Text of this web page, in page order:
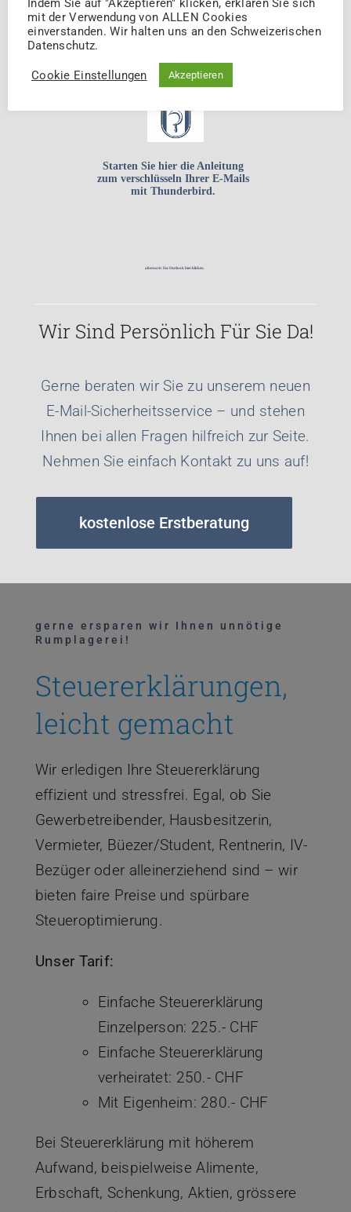
Wie Sie Diesen Service
Einrichten? Ganz Einfach:
Starten Sie hier die Anleitung
zum verschlüsseln Ihrer E-Mails
mit Thunderbird.
alternativ für Outlook hier klicken
Wir Sind Persönlich Für Sie Da!
Gerne beraten wir Sie zu unserem neuen
E-Mail-Sicherheitsservice – und stehen
Ihnen bei allen Fragen hilfreich zur Seite.
Nehmen Sie einfach Kontakt zu uns auf!
kostenlose Erstberatung
gerne ersparen wir Ihnen unnötige
Rumplagerei!
Steuererklärungen,
leicht gemacht
Wir erledigen Ihre Steuererklärung
effizient und stressfrei. Egal, ob Sie
Gewerbetreibender, Hausbesitzerin,
Vermieter, Büezer/Student, Rentnerin, IV-
Bezüger oder alleinerziehend sind – wir
bieten faire Preise und spürbare
Steueroptimierung.
Unser Tarif:
Einfache Steuererklärung
Einzelperson: 225.- CHF
Einfache Steuererklärung
verheiratet: 250.- CHF
Mit Eigenheim: 280.- CHF
Bei Steuererklärung mit höherem
Aufwand, beispielweise Alimente,
Erbschaft, Schenkung, Aktien, grössere
Indem Sie auf "Akzeptieren" klicken, erklären Sie sich
mit der Verwendung von ALLEN Cookies
einverstanden. Wir halten uns an den Schweizerischen
Datenschutz.
Cookie Einstellungen Akzeptieren